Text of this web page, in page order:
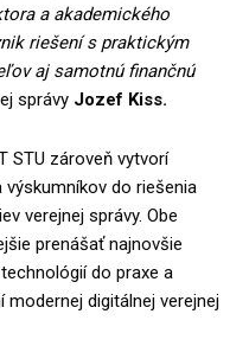
a akademického
riešení s praktickým
aj samotnú finančnú
správy Jozef Kiss.
STU zároveň vytvorí
do riešenia
verejnej správy. Obe
prenášať najnovšie
do praxe a
digitálnej verejnej